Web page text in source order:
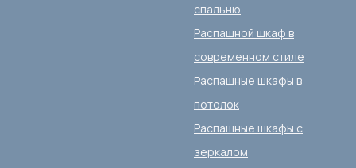
спальню
Распашной шкаф в
современном стиле
Распашные шкафы в
потолок
Распашные шкафы с
зеркалом